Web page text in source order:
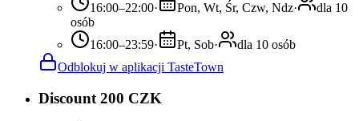
16:00–22:00· Pon, Wt, Śr, Czw, Ndz·
dla 10
osób
16:00–23:59· Pt, Sob·
dla 10 osób
Odblokuj w aplikacji TasteTown
Discount 200 CZK